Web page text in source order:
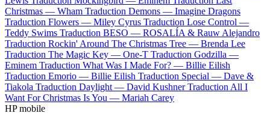
Christmas — Wham Traduction Demons — Imagine Dragons
Traduction Flowers — Miley Cyrus Traduction Lose Control —
Teddy Swims Traduction BESO — ROSALÍA & Rauw Alejandro
Traduction Rockin' Around The Christmas Tree — Brenda Lee
Traduction The Magic Key — One-T Traduction Godzilla —
Eminem Traduction What Was I Made For? — Billie Eilish
Traduction Emorio — Billie Eilish Traduction Special — Dave &
Tiakola Traduction Daylight — David Kushner Traduction All I
Want For Christmas Is You — Mariah Carey
HP mobile